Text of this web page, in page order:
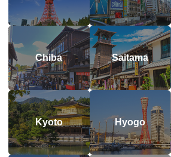
Chiba Saitama
Kyoto Hyogo